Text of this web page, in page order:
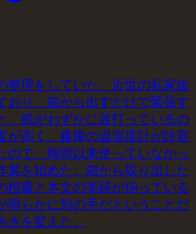
整理をしていた。近世の私家版
おり、箱から出すだけで緊張す
、紙がわずかに波打っているの
が高く、書庫の温湿度計が許容
ので、梅雨以来使っていなかっ
業を始めた。箱から取り出した
楷書と本文の筆跡が揃っている
明らかに別の手だということだ
きを変えた。